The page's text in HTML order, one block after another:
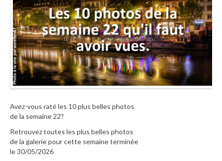
Avez-vous raté les 10 plus belles photos
de la semaine 22?
Retrouvez toutes les plus belles photos
de la galerie pour cette semaine terminée
le 30/05/2026